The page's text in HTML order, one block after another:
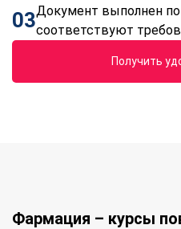
03Документ выполнен по
соответствуют
Получить
Фармация – курсы